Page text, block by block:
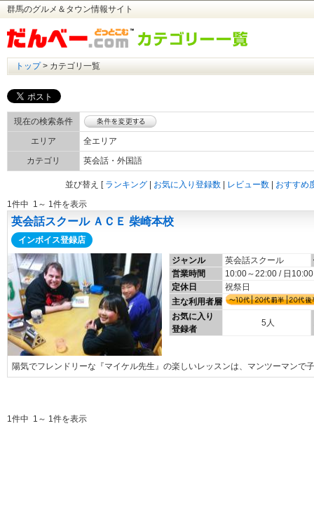
群馬のグルメ＆タウン情報サイト
トップ> カテゴリ一覧
現在の検索条件
エリア
全エリア
カテゴリ
英会話・外国語
おすすめ
レビュー数
お気に入り登録数
ランキング
[
並び替え
1件中 1～ 1件を表示
英会話スクール ＡＣＥ 柴崎本校
インボイス登録店
ジャンル 英会話スクール
営業時間
10:00～22:00 / 日
定休日
祝祭日
主な利用者層
お気に入り
登録者
5人
陽気でフレンドリーな『マイケル先生』の楽しいレッスンは、マンツーマンで
1件中 1～ 1件を表示